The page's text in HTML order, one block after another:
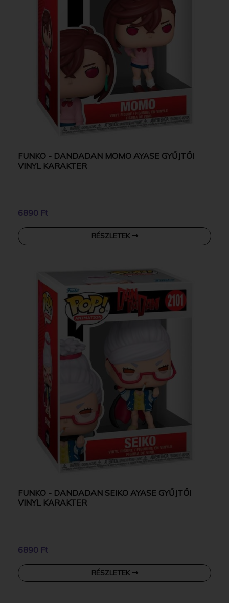
FUNKO - DANDADAN MOMO AYASE GYŰJTŐI
VINYL KARAKTER
6890 Ft
RÉSZLETEK
FUNKO - DANDADAN SEIKO AYASE GYŰJTŐI
VINYL KARAKTER
6890 Ft
RÉSZLETEK